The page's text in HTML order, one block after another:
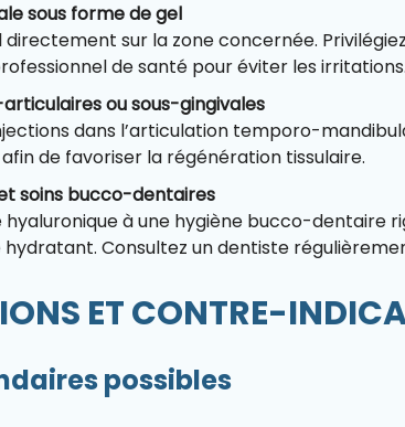
sous forme de gel
directement sur la zone concernée.
de santé pour éviter les irritations.
ou sous-gingivales
dans l’articulation temporo-
de favoriser la régénération tissulaire.
soins bucco-dentaires
hyaluronique à une hygiène bucco-dentaire
Consultez un dentiste
ET CONTRE-
possibles